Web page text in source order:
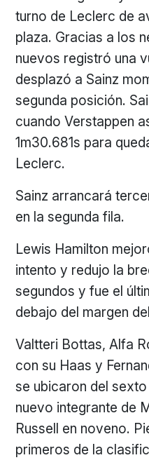
turno de Leclerc de
plaza. Gracias a los
nuevos registró una
desplazó a Sainz
segunda posición.
cuando Verstappen
1m30.681s para
Leclerc.
Sainz arrancará
en la segunda fila.
Lewis Hamilton
intento y redujo la
segundos y fue el
debajo del margen
Valtteri Bottas, Alfa
con su Haas y
se ubicaron del
nuevo integrante de
Russell en noveno.
primeros de la